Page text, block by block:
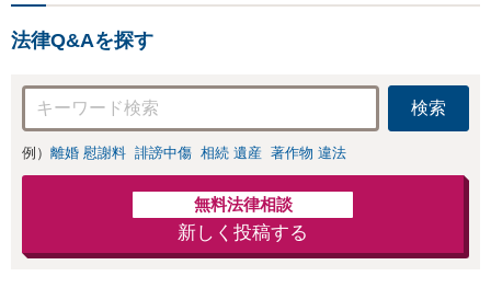
法律Q&Aを探す
検索
例） 離婚 慰謝料 誹謗中傷 相続 遺産 著作物 違法
無料法律相談
新しく投稿する